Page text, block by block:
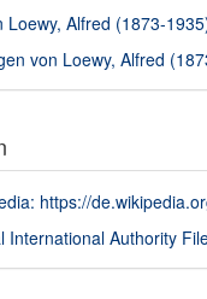
Loewy, Alfred (1873-
von Loewy, Alfred
https://
International Authority